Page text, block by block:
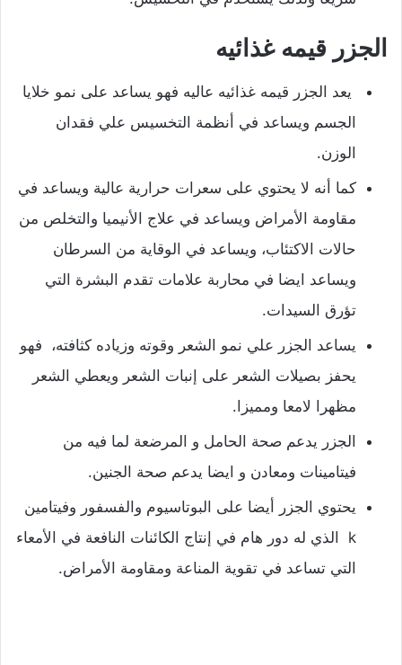
الجزر قيمه غذائيه
يعد الجزر قيمه غذائيه عاليه فهو يساعد على نمو خلايا
الجسم ويساعد في أنظمة التخسيس علي فقدان
الوزن.
كما أنه لا يحتوي على سعرات حرارية عالية ويساعد في
مقاومة الأمراض ويساعد في علاج الأنيميا والتخلص من
حالات الاكتئاب، ويساعد في الوقاية من السرطان
ويساعد ايضا في محاربة علامات تقدم البشرة التي
تؤرق السيدات.
يساعد الجزر علي نمو الشعر وقوته وزياده كثافته، فهو
يحفز بصيلات الشعر على إنبات الشعر ويعطي الشعر
مظهرا لامعا ومميزا.
الجزر يدعم صحة الحامل و المرضعة لما فيه من
فيتامينات ومعادن و ايضا يدعم صحة الجنين.
يحتوي الجزر أيضا على البوتاسيوم والفسفور وفيتامين
k
الذي له دور هام في إنتاج الكائنات النافعة في الأمعاء
التي تساعد في تقوية المناعة ومقاومة الأمراض.